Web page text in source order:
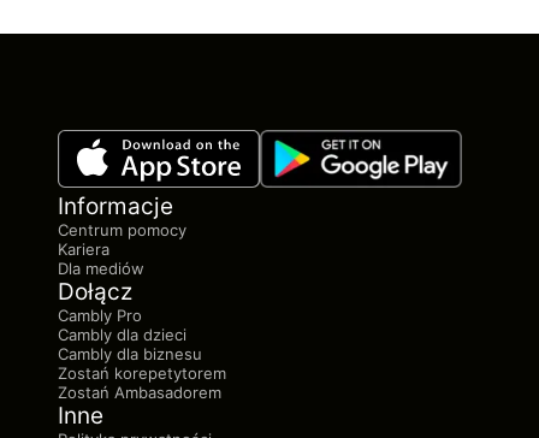
Informacje
Centrum pomocy
Kariera
Dla mediów
Dołącz
Cambly Pro
Cambly dla dzieci
Cambly dla biznesu
Zostań korepetytorem
Zostań Ambasadorem
Inne